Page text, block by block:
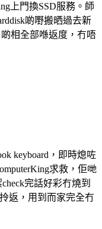
上門換SSD服務。師
啲嘢搬晒過去新
相全部喺返度，冇唔
keyboard，即時熄咗
求救，佢哋
完話好彩冇燒到
返，用到而家完全冇